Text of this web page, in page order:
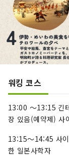
워킹 코스
13:00 ～13:15 긴
장 있음(예약제) 사
13:15～14:45 사
한 일본사학자